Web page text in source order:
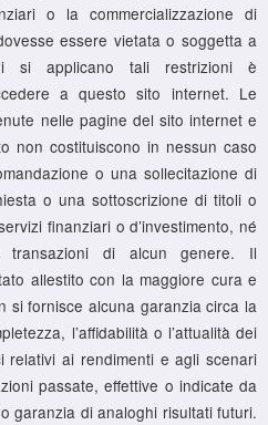
o la commercializzazione di
essere vietata o soggetta a
si applicano tali restrizioni è
a questo sito internet. Le
nelle pagine del sito internet e
non costituiscono in nessun caso
o una sollecitazione di
o una sottoscrizione di titoli o
finanziari o d’investimento, né
transazioni di alcun genere. Il
allestito con la maggiore cura e
si fornisce alcuna garanzia circa la
l’affidabilità o l’attualità dei
relativi ai rendimenti e agli scenari
passate, effettive o indicate da
garanzia di analoghi risultati futuri.